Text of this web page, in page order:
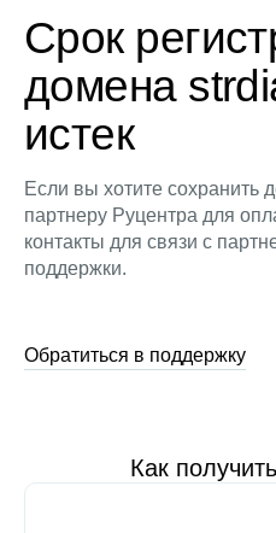
Срок
домена
истек
Если вы хотите сохранить
партнеру Руцентра для
контакты для связи с
поддержки.
Обратиться в поддержку
Как